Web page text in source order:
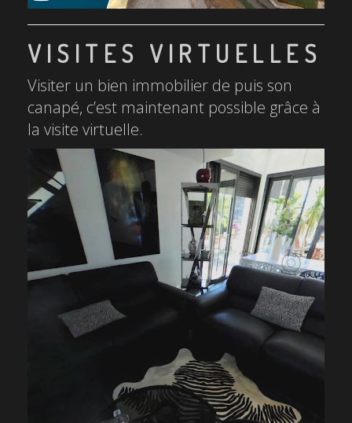
VISITES VIRTUELLES
Visiter un bien immobilier de puis son
canapé, c’est maintenant possible grâce à
la visite virtuelle.